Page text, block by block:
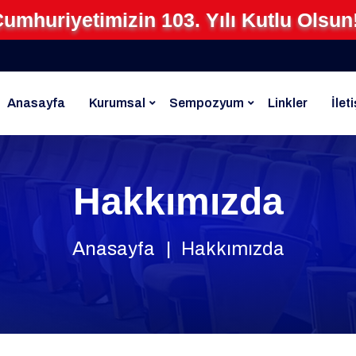
103. Yılı Kutlu
Anasayfa Kurumsal Sempozyum Linkler
Hakkımızda
Anasayfa Hakkımızda